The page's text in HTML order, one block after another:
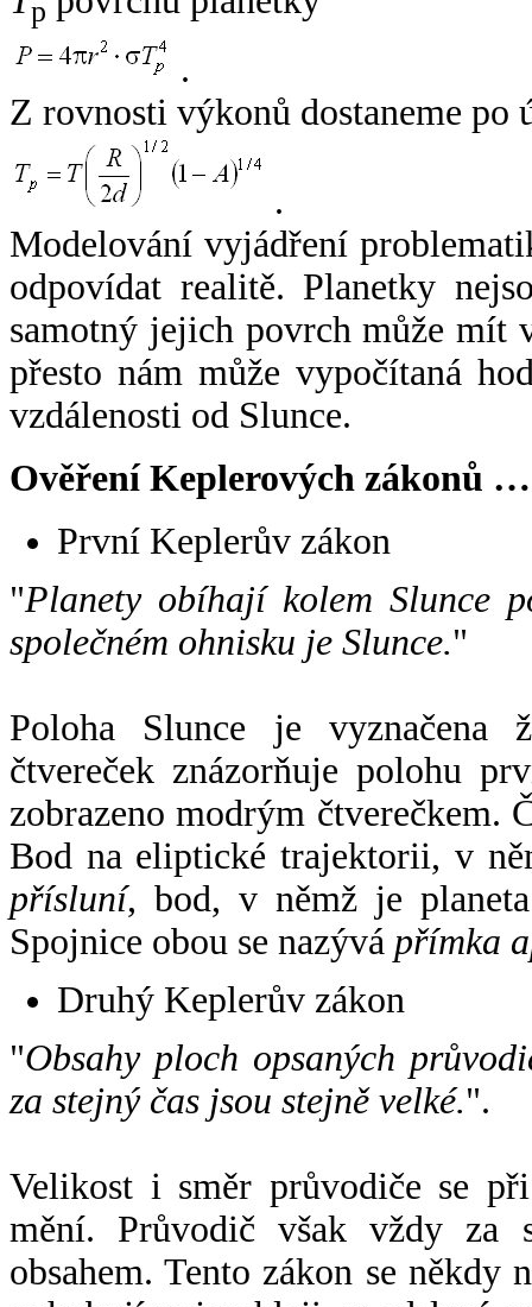
p
.
Z rovnosti výkonů dostaneme po
.
Modelování vyjádření
odpovídat realitě. Planetky
samotný jejich povrch může mít
přesto nám může vypočítaná
vzdálenosti od Slunce.
Ověření Keplerových zákonů …
První Keplerův zákon
"Planety obíhají kolem Slunce
společném ohnisku je Slunce."
Poloha Slunce je vyznačena
čtvereček znázorňuje polohu
zobrazeno modrým čtverečkem.
Bod na eliptické trajektorii, v
přísluní, bod, v němž je
Spojnice obou se nazývá přímka
Druhý Keplerův zákon
"Obsahy ploch opsaných
za stejný čas jsou stejně velké.".
Velikost i směr průvodiče se
mění. Průvodič však vždy za
obsahem. Tento zákon se někdy